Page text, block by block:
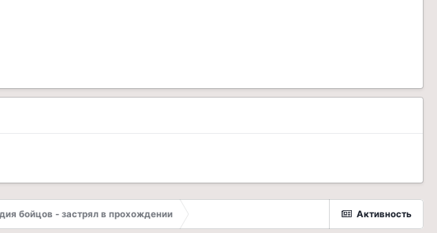
Активность
бойцов - застрял в прохождении